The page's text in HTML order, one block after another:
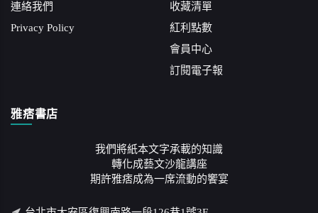
連絡我們
Privacy Policy
收藏清單
紅利點數
會員中心
訂閱電子報
雅痞書店
我們將紙本文字承載的知識
轉化成藝文沙龍講座
期許雅痞成為一席流動的饗宴